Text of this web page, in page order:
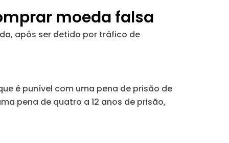
moeda falsa
após ser detido por tráfico de
é punível com uma pena de prisão de
pena de quatro a 12 anos de prisão,